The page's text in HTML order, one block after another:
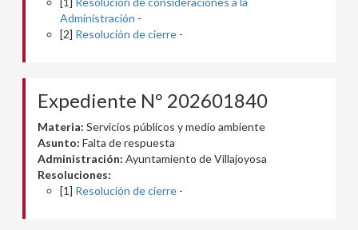
Administración -
[2] Resolución de cierre -
Expediente Nº 202601840
Materia: Servicios públicos y medio ambiente
Asunto: Falta de respuesta
Administración: Ayuntamiento de Villajoyosa
Resoluciones:
[1] Resolución de cierre -